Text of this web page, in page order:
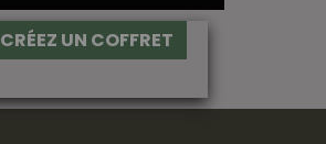
CRÉEZ UN COFFRET